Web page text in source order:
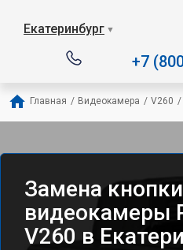
Екатеринбург ▼
+7
Главная / Видеокамера / V260 /
Замена
видеокамеры
V260 в